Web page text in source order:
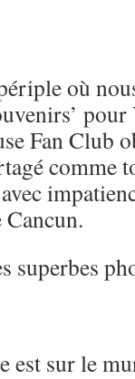
où
Fan Club
comme
superbes
est sur le